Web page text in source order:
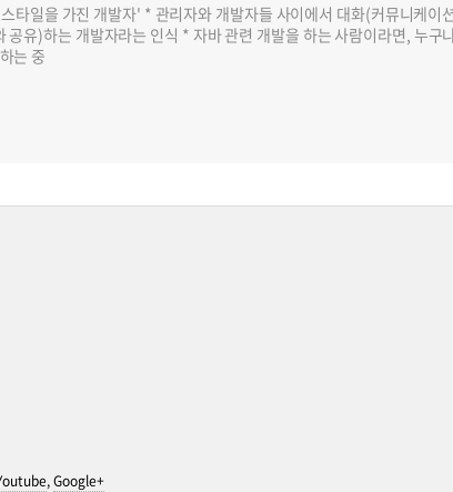
타일을 가진 개발자' * 관리자와 개발자들 사이에서 대화(커뮤니케이
공유)하는 개발자라는 인식 * 자바 관련 개발을 하는 사람이라면, 누구
는 중
,Google+